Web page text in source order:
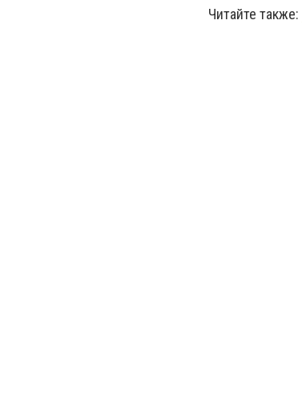
Читайте также: